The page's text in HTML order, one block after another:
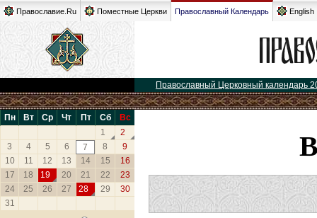
Православие.Ru Поместные Церкви Православный Календарь English
Православный Церковный календарь
Пн Вт Ср Чт Пт Сб
Вс
1
2
3
4 5 6 7 8
9
10
11 12 13 14 15
16
17
18 19 20 21 22
23
24
25 26 27 28 29
30
31